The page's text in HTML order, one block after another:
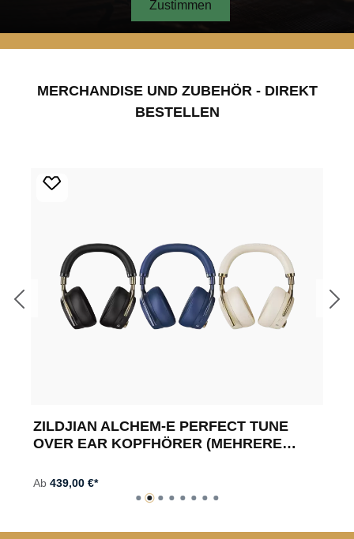
Produktgalerie überspringen
MERCHANDISE UND ZUBEHÖR - DIREKT
BESTELLEN
ZILDJIAN ALCHEM-E PERFECT TUNE
OVER EAR KOPFHÖRER (MEHRERE
Ab 439,00 €*